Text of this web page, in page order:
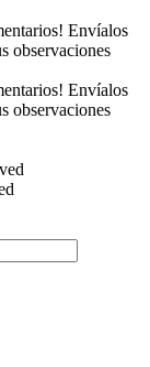
Envíalos
observaciones
Envíalos
observaciones